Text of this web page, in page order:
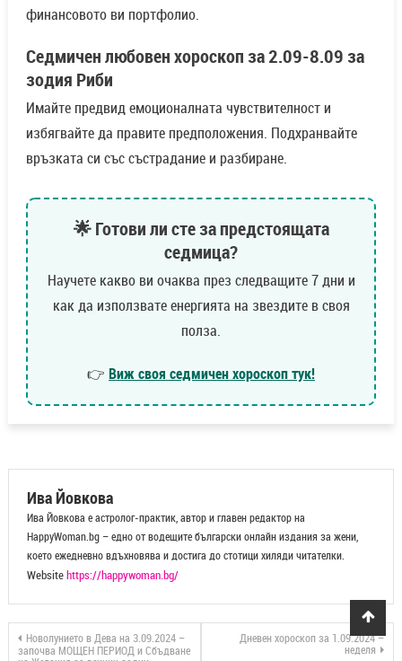
финансовото ви портфолио.
Седмичен любовен хороскоп за 2.09-8.09 за
зодия Риби
Имайте предвид емоционалната чувствителност и
избягвайте да правите предположения. Подхранвайте
връзката си със състрадание и разбиране.
🌟 Готови ли сте за предстоящата
седмица?
Научете какво ви очаква през следващите 7 дни и
как да използвате енергията на звездите в своя
полза.
👉 Виж своя седмичен хороскоп тук!
Ива Йовкова
Ива Йовкова е астролог-практик, автор и главен редактор на
HappyWoman.bg – едно от водещите български онлайн издания за жени,
което ежедневно вдъхновява и достига до стотици хиляди читателки.
Websitehttps://happywoman.bg/
Новолунието в Дева на 3.09.2024 –
започва МОЩЕН ПЕРИОД и Сбъдване
Дневен хороскоп за 1.09.2024 –
неделя